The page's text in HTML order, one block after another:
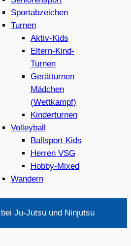
Sportabzeichen
Turnen
Aktiv-Kids
Eltern-Kind-
Turnen
Gerätturnen
Mädchen
(Wettkampf)
Kinderturnen
Volleyball
Ballsport Kids
Herren VSG
Hobby-Mixed
Wandern
Ju-Jutsu und Ninjutsu